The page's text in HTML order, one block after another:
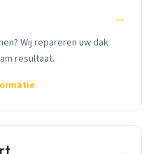
→
Wij repareren uw dak
resultaat.